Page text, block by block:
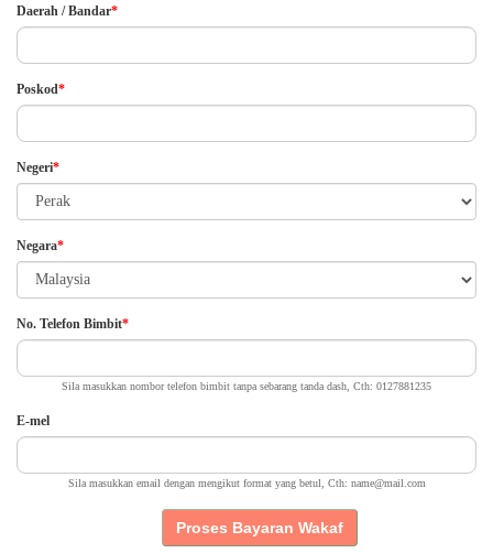
Daerah / Bandar*
Poskod*
Negeri*
Negara*
No. Telefon Bimbit*
Sila masukkan nombor telefon bimbit tanpa sebarang tanda dash, Cth: 0127881235
E-mel
Sila masukkan email dengan mengikut format yang betul, Cth: name@mail.com